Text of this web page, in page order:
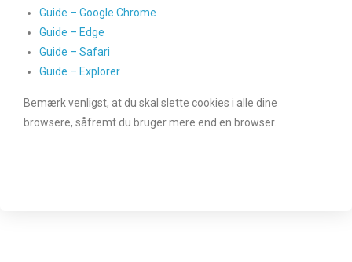
Guide – Google Chrome
Guide – Edge
Guide – Safari
Guide – Explorer
Bemærk venligst, at du skal slette cookies i alle dine
browsere, såfremt du bruger mere end en browser.